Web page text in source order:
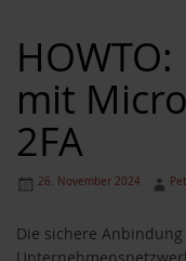
mit
2FA
26. November 2024
Die sichere